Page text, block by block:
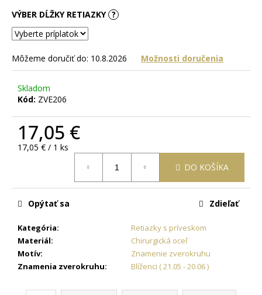
VÝBER DĹŽKY RETIAZKY ?
Môžeme doručiť do: 10.8.2026 Možnosti doručenia
Skladom
Kód: ZVE206
17,05 €
Jednotková
17,05 € / 1 ks
DO KOŠÍKA
Kategória:
Retiazky s príveskom
Materiál:
Chirurgická oceľ
Motív:
Znamenie zverokruhu
Znamenia zverokruhu: Blíženci ( 21.05 - 20.06 )
Opýtať sa Zdieľať
o
r
ú
č
a
m
e
RETIAZKA
PRÍVESKOM
JANG
DARČEKOVÁ
ZADARMO
22,87